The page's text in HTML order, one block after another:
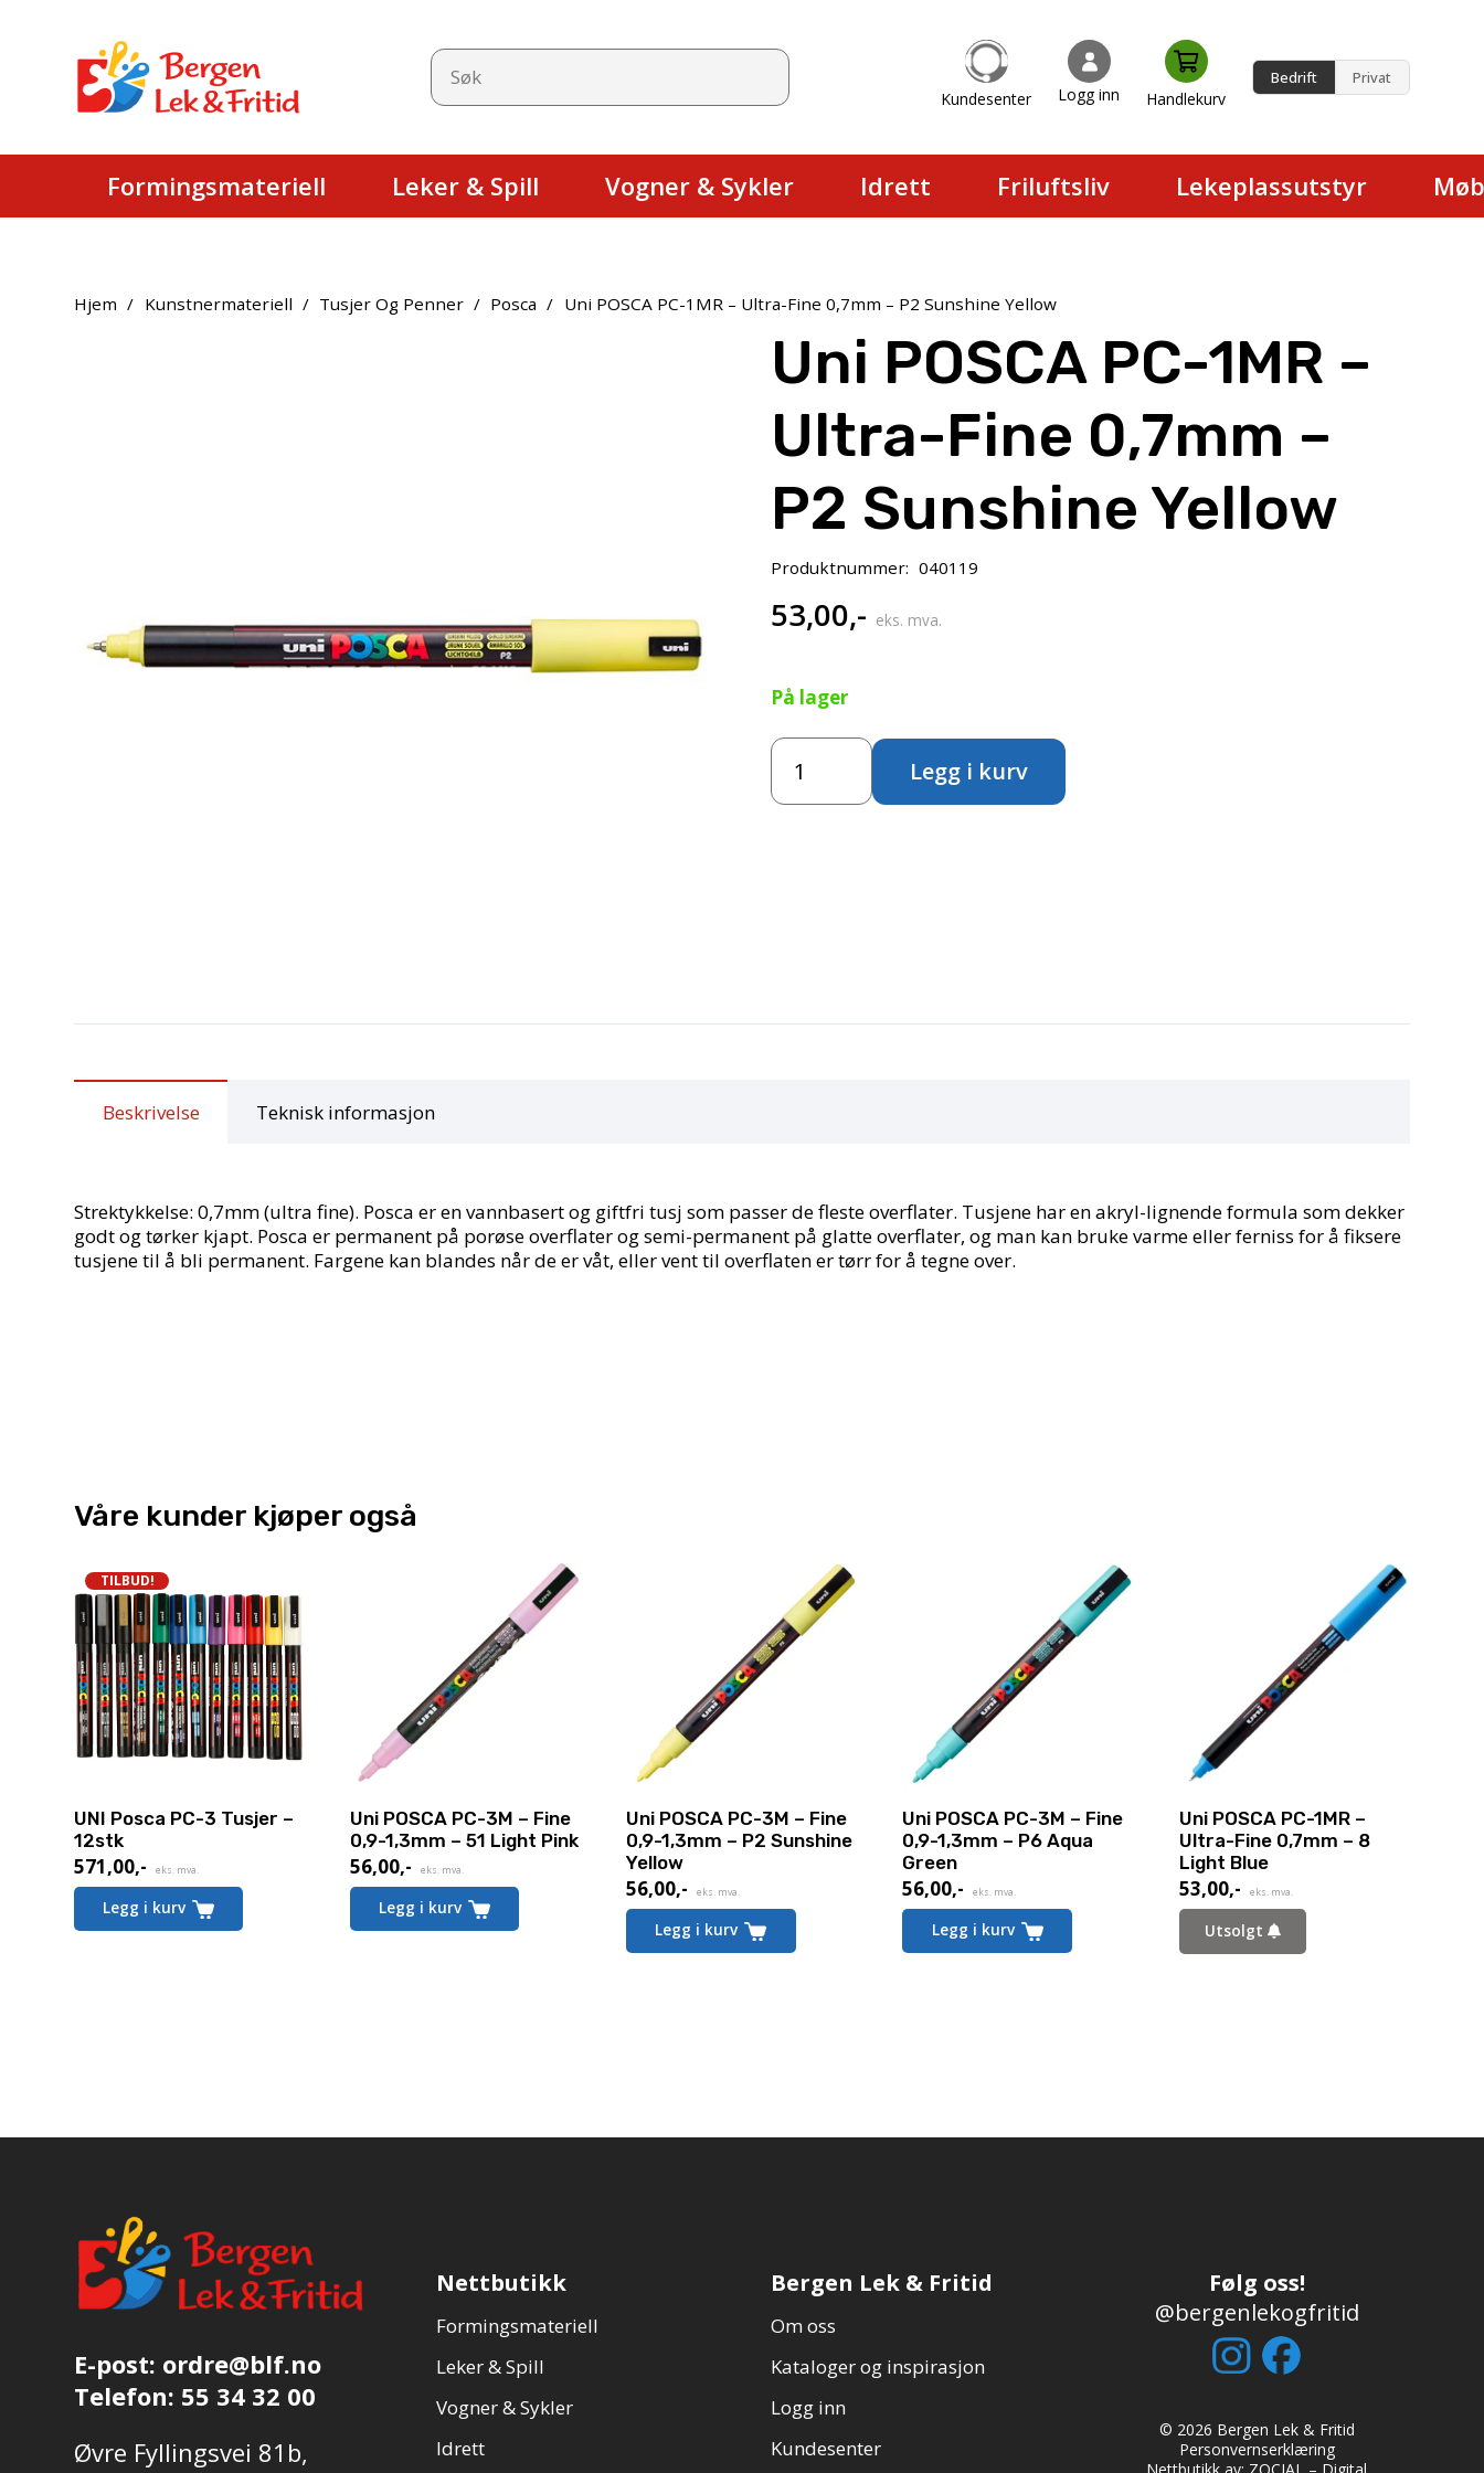
Kundesenter Logg inn Handlekurv
Bedrift Privat
Formingsmateriell Leker & Spill Vogner & Sykler Idrett Friluftsliv Lekeplassutstyr
Hjem / Kunstnermateriell / Tusjer Og Penner / Posca / Uni POSCA PC-1MR – Ultra-Fine 0,7mm – P2 Sunshine Yellow
Uni POSCA PC-1MR –
Ultra-Fine 0,7mm –
P2 Sunshine Yellow
Produktnummer: 040119
53,00,- eks. mva.
På lager
Uni
POSCA
PC-
Legg i kurv
Beskrivelse Teknisk informasjon
Strektykkelse: 0,7mm (ultra fine). Posca er en vannbasert og giftfri tusj som passer de fleste overflater. Tusjene har en akryl-lignende formula som dekker
godt og tørker kjapt. Posca er permanent på porøse overflater og semi-permanent på glatte overflater, og man kan bruke varme eller ferniss for å fiksere
tusjene til å bli permanent. Fargene kan blandes når de er våt, eller vent til overflaten er tørr for å tegne over.
Våre kunder kjøper også
TILBUD!
UNI Posca PC-3 Tusjer –
12stk
571,00,-
Nåværende
pris
eks. mva.
Legg i kurv
Uni POSCA PC-3M – Fine
0,9-1,3mm – 51 Light Pink
56,00,- eks. mva.
Legg i kurv
Uni POSCA PC-3M – Fine
0,9-1,3mm – P2 Sunshine
Yellow
56,00,- eks. mva.
Legg i kurv
Uni POSCA PC-3M – Fine
0,9-1,3mm – P6 Aqua
Green
56,00,- eks. mva.
Legg i kurv
Uni POSCA PC-1MR –
Ultra-Fine 0,7mm – 8
Light Blue
53,00,- eks. mva.
Utsolgt
E-post: ordre@blf.no
Telefon: 55 34 32 00
Øvre Fyllingsvei 81b,
Nettbutikk
Formingsmateriell
Leker & Spill
Vogner & Sykler
Idrett
Bergen Lek & Fritid
Om oss
Kataloger og inspirasjon
Logg inn
Kundesenter
Følg oss!
@bergenlekogfritid
© 2026 Bergen Lek & Fritid
Personvernserklæring